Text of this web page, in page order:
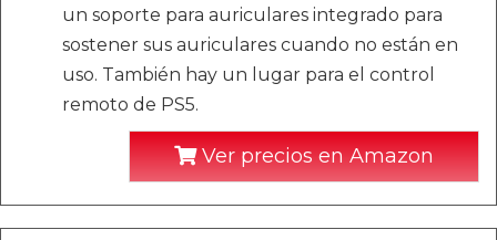
un soporte para auriculares integrado para
sostener sus auriculares cuando no están en
uso. También hay un lugar para el control
remoto de PS5.
Ver precios en Amazon